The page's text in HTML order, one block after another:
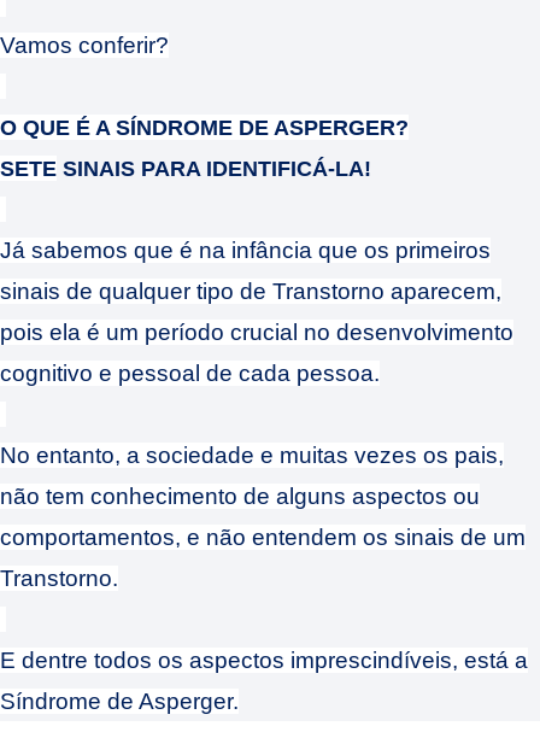
Vamos conferir?
O QUE É A SÍNDROME DE ASPERGER?
SETE SINAIS PARA IDENTIFICÁ-LA!
Já sabemos que é na infância que os primeiros
sinais de qualquer tipo de Transtorno aparecem,
pois ela é um período crucial no desenvolvimento
cognitivo e pessoal de cada pessoa.
No entanto, a sociedade e muitas vezes os pais,
não tem conhecimento de alguns aspectos ou
comportamentos, e não entendem os sinais de um
Transtorno.
E dentre todos os aspectos imprescindíveis, está a
Síndrome de Asperger.